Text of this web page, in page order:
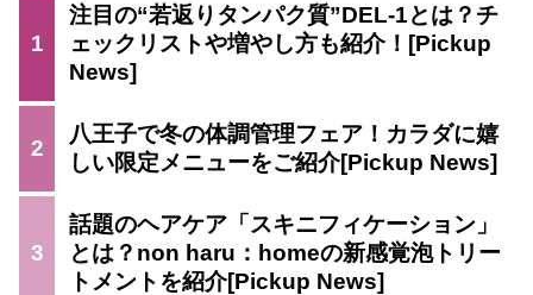
1
注目の“若返りタンパク質”DEL-1とは？チ
ェックリストや増やし方も紹介！
2
八王子で冬の体調管理フェア！カラダに嬉
しい限定メニューをご紹介
3
話題のヘアケア「スキニフィケーション」
とは？non haru：homeの新感覚泡トリー
トメントを紹介